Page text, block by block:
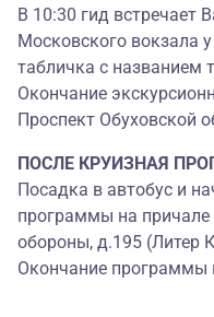
В 10:30 гид встречает
Московского вокзала
табличка с названием
Окончание
Проспект Обуховской
ПОСЛЕ КРУИЗНАЯ
Посадка в автобус и
программы на причале
обороны, д.195 (Литер
Окончание программы